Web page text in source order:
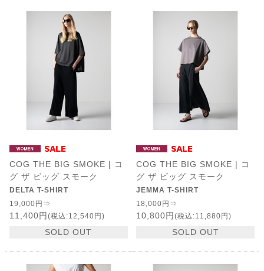
COG THE BIG SMOKE | コ
グ ザ ビッグ スモーク
DELTA T-SHIRT
19,000円⇒
11,400円 (税込:12,540円)
SOLD OUT
COG THE BIG SMOKE | コ
グ ザ ビッグ スモーク
JEMMA T-SHIRT
18,000円⇒
10,800円 (税込:11,880円)
SOLD OUT